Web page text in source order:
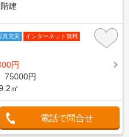
建
真充実 インターネット無料
円
75000円
㎡
電話で問合せ